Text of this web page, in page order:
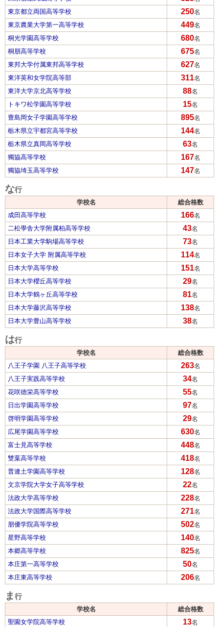
東京都立両国高等学校
250名
東京農業大学第一高等学校
449名
桐光学園高等学校
680名
桐朋高等学校
675名
東邦大学付属東邦高等学校
627名
東洋英和女学院高等部
311名
東洋大学京北高等学校
88名
トキワ松学園高等学校
15名
豊島岡女子学園高等学校
895名
栃木県立宇都宮高等学校
144名
栃木県立真岡高等学校
63名
獨協高等学校
167名
獨協埼玉高等学校
147名
な行
学校名
総合格数
成田高等学校
166名
二松學舎大学附属柏高等学校
43名
日本工業大学駒場高等学校
73名
日本女子大学 附属高等学校
114名
日本大学高等学校
151名
日本大学櫻丘高等学校
29名
日本大学鶴ヶ丘高等学校
81名
日本大学藤沢高等学校
138名
日本大学豊山高等学校
38名
は行
学校名
総合格数
八王子学園 八王子高等学校
263名
八王子実践高等学校
34名
花咲徳栄高等学校
55名
日出学園高等学校
97名
啓明学園高等学校
29名
広尾学園高等学校
630名
富士見高等学校
448名
雙葉高等学校
418名
普連土学園高等学校
128名
文京学院大学女子高等学校
22名
法政大学高等学校
228名
法政大学国際高等学校
271名
朋優学院高等学校
502名
星野高等学校
140名
本郷高等学校
825名
本庄第一高等学校
50名
本庄東高等学校
206名
ま 行
学校名
総合格数
聖園女学院高等学校
13名